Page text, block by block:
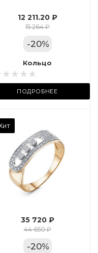
12 211.20 ₽
15 264 ₽
-20%
Кольцо
ПОДРОБНЕЕ
35 720 ₽
44 650 ₽
-20%